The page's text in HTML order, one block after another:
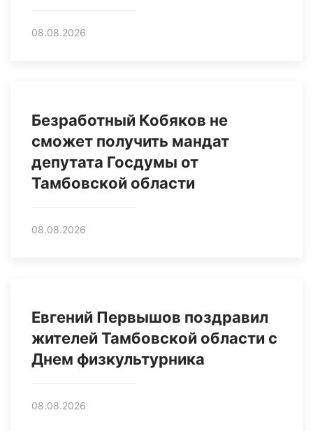
08.08.2026
Безработный Кобяков не
сможет получить мандат
депутата Госдумы от
Тамбовской области
08.08.2026
Евгений Первышов поздравил
жителей Тамбовской области с
Днем физкультурника
08.08.2026